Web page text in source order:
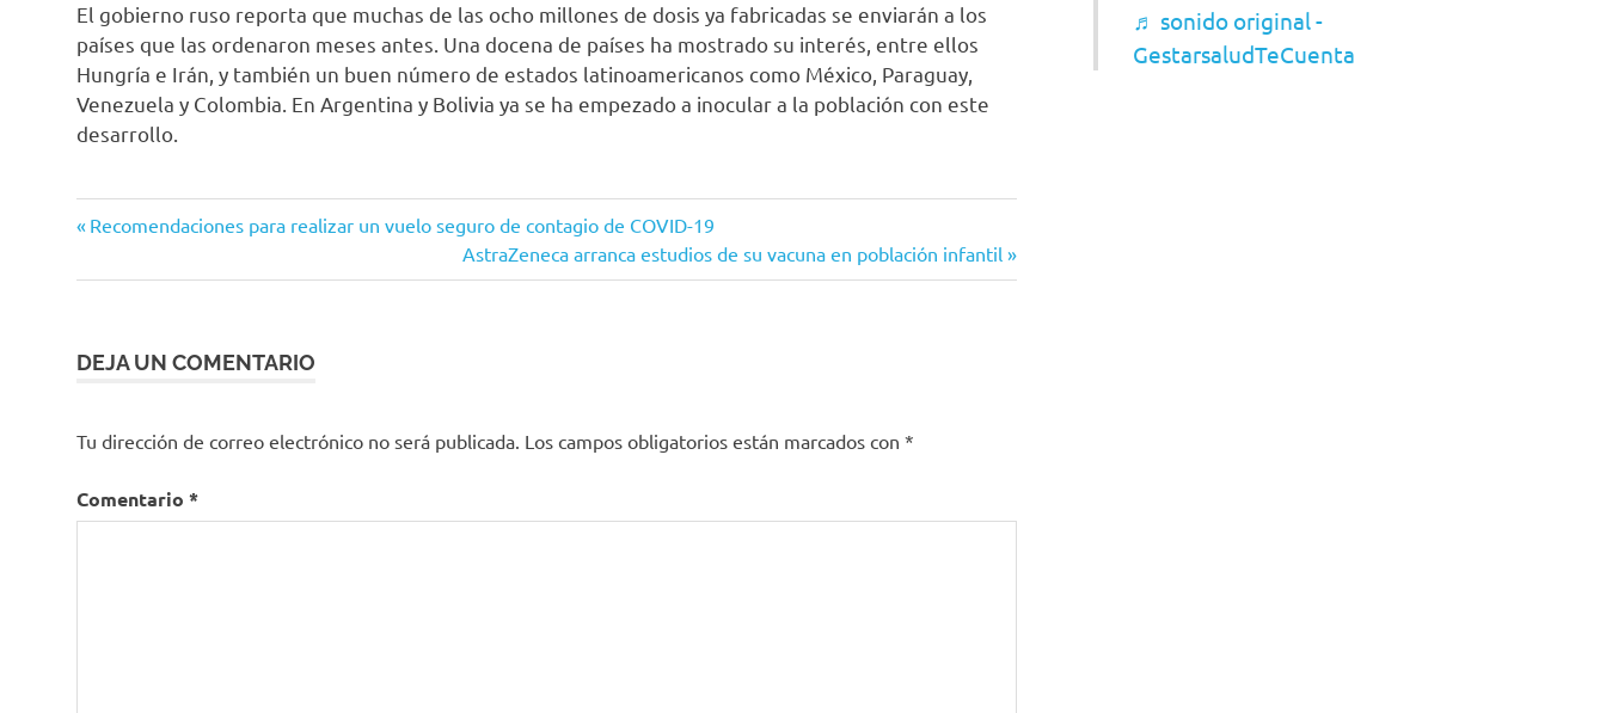
El gobierno ruso reporta que muchas de las ocho millones de dosis ya fabricadas se enviarán a los
países que las ordenaron meses antes. Una docena de países ha mostrado su interés, entre ellos
Hungría e Irán, y también un buen número de estados latinoamericanos como México, Paraguay,
Venezuela y Colombia. En Argentina y Bolivia ya se ha empezado a inocular a la población con este
desarrollo.
III
MinSalud
Navegación
de
Entrada
Recomendaciones para realizar un vuelo seguro de contagio de COVID-19
Siguiente
entrada:
AstraZeneca arranca estudios de su vacuna en población infantil
DEJA UN COMENTARIO
Tu dirección de correo electrónico no será publicada. Los campos obligatorios están marcados con *
Comentario *
♬ sonido original -
GestarsaludTeCuenta